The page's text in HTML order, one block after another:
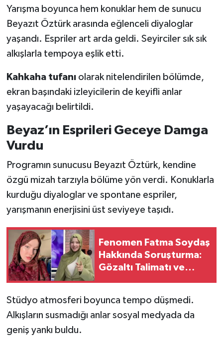
Yarışma boyunca hem konuklar hem de sunucu
Beyazıt Öztürk arasında eğlenceli diyaloglar
yaşandı. Espriler art arda geldi. Seyirciler sık sık
alkışlarla tempoya eşlik etti.
Kahkaha tufanıolarak nitelendirilen bölümde,
ekran başındaki izleyicilerin de keyifli anlar
yaşayacağı belirtildi.
Beyaz’ın Esprileri Geceye Damga
Vurdu
Programın sunucusu Beyazıt Öztürk, kendine
özgü mizah tarzıyla bölüme yön verdi. Konuklarla
kurduğu diyaloglar ve spontane espriler,
yarışmanın enerjisini üst seviyeye taşıdı.
Fenomen Fatma Soydaş
Hakkında Soruşturma:
Gözaltı Talimatı ve
Stüdyo atmosferi boyunca tempo düşmedi.
Alkışların susmadığı anlar sosyal medyada da
geniş yankı buldu.